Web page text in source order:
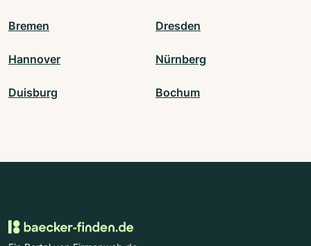
Bremen Dresden
Hannover Nürnberg
Duisburg Bochum